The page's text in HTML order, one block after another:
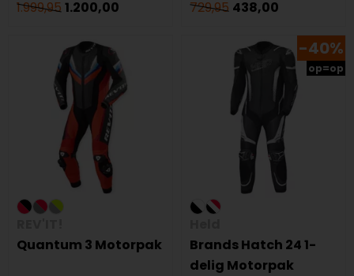
1.999,95 1.200,00
729,95 438,00
Quantum 3 Motorpak
-40%
op=op
Brands Hatch 24 1-
delig Motorpak